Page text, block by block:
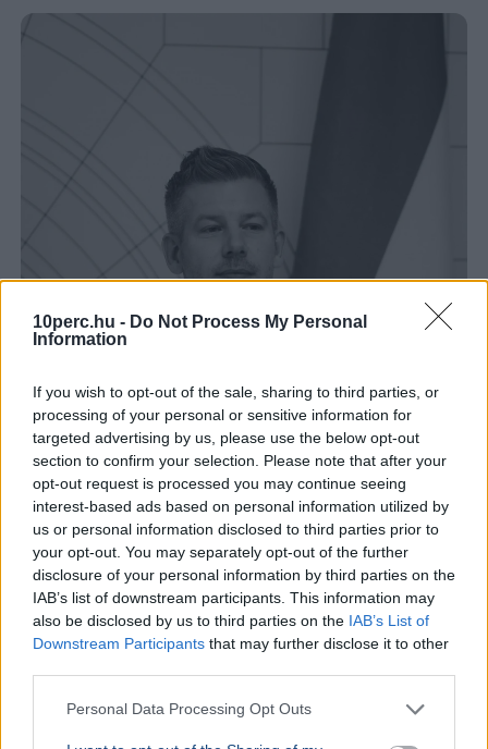
10perc.hu - Do Not Process My Personal
Information
If you wish to opt-out of the sale, sharing to third parties, or
processing of your personal or sensitive information for
targeted advertising by us, please use the below opt-out
section to confirm your selection. Please note that after your
opt-out request is processed you may continue seeing
interest-based ads based on personal information utilized by
us or personal information disclosed to third parties prior to
your opt-out. You may separately opt-out of the further
disclosure of your personal information by third parties on the
IAB’s list of downstream participants. This information may
also be disclosed by us to third parties on the IAB’s List of
Downstream Participants that may further disclose it to other
Personal Data Processing Opt Outs
Magyar Péter Köztársasági elnök
Magyar Péter szerint nem lesz meglepetés a